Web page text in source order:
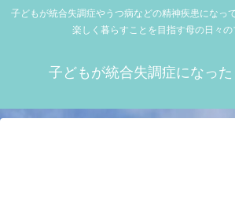
子どもが統合失調症やうつ病などの精神疾患になっ
楽しく暮らすことを目指す母の日々の
子どもが統合失調症になった